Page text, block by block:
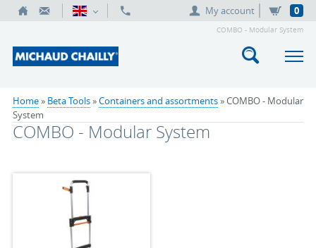
My account 0
COMBO - Modular System
Home» Beta Tools»Containers and assortments» COMBO - Modular
System
COMBO - Modular System